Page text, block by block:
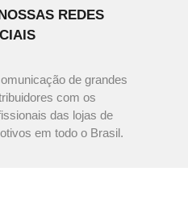
REDES
de grandes
com os
das lojas de
em todo o Brasil.